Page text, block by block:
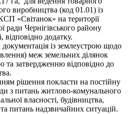
виробництва (код 01.01) із
«Світанок» на території
ради Чернігівського району
відповідно додатку.
документація із землеустрою щодо
меж земельних ділянок
та затвердженню відповідно до
рішення покласти на постійну
з питань житлово-комунального
власності, будівництва,
питань надзвичайних ситуацій.